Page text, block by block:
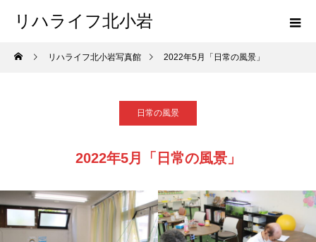
リハライフ北小岩
リハライフ北小岩写真館 2022年5月「日常の風景」
日常の風景
2022年5月「日常の風景」